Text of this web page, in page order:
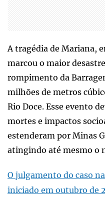
A tragédia de Mariana,
marcou o maior
rompimento da
milhões de metros
Rio Doce. Esse evento
mortes e impactos
estenderam por Minas
atingindo até mesmo o
O julgamento do caso
iniciado em outubro de